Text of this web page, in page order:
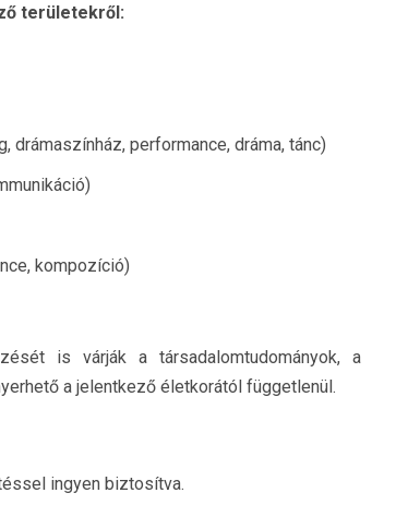
területekről:
drámaszínház, performance, dráma, tánc)
kompozíció)
is várják a társadalomtudományok, a
a jelentkező életkorától függetlenül.
ingyen biztosítva.